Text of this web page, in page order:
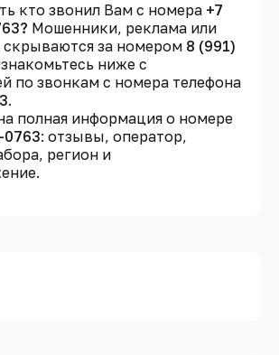
кто звонил Вам с номера +7
Мошенники, реклама или
за номером 8 (991)
ниже с
по звонкам с номера телефона
.
полная информация о номере
0763: отзывы, оператор,
регион и